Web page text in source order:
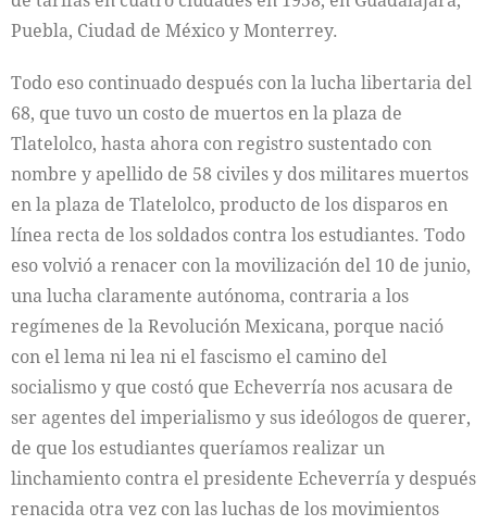
Puebla, Ciudad de México y Monterrey.
Todo eso continuado después con la lucha libertaria del
68, que tuvo un costo de muertos en la plaza de
Tlatelolco, hasta ahora con registro sustentado con
nombre y apellido de 58 civiles y dos militares muertos
en la plaza de Tlatelolco, producto de los disparos en
línea recta de los soldados contra los estudiantes. Todo
eso volvió a renacer con la movilización del 10 de junio,
una lucha claramente autónoma, contraria a los
regímenes de la Revolución Mexicana, porque nació
con el lema ni lea ni el fascismo el camino del
socialismo y que costó que Echeverría nos acusara de
ser agentes del imperialismo y sus ideólogos de querer,
de que los estudiantes queríamos realizar un
linchamiento contra el presidente Echeverría y después
renacida otra vez con las luchas de los movimientos